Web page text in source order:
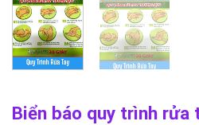
Biển báo quy trình rửa